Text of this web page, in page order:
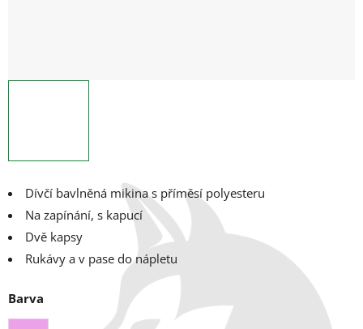
Dívčí bavlněná mikina s příměsí polyesteru
Na zapínání, s kapucí
Dvě kapsy
Rukávy a v pase do nápletu
Barva